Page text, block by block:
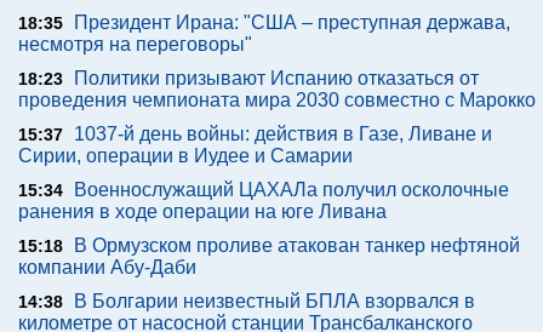
18:35
Президент Ирана: "США – преступная держава,
несмотря на переговоры"
18:23
Политики призывают Испанию отказаться от
проведения чемпионата мира 2030 совместно с Марокко
15:37
1037-й день войны: действия в Газе, Ливане и
Сирии, операции в Иудее и Самарии
15:34
Военнослужащий ЦАХАЛа получил осколочные
ранения в ходе операции на юге Ливана
15:18
В Ормузском проливе атакован танкер нефтяной
компании Абу-Даби
14:38
В Болгарии неизвестный БПЛА взорвался в
километре от насосной станции Трансбалканского